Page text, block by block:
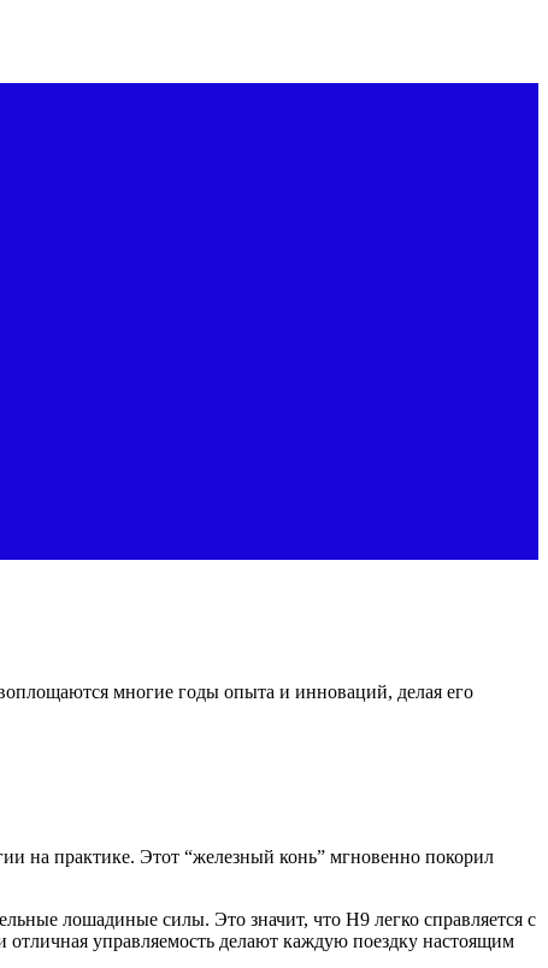
многие годы опыта и инноваций, делая его
на практике. Этот “железный конь” мгновенно покорил
лошадиные силы. Это значит, что H9 легко справляется с
управляемость делают каждую поездку настоящим